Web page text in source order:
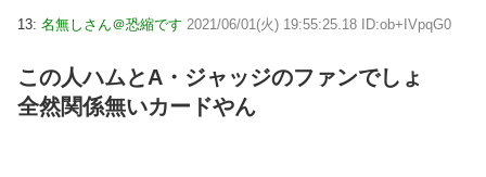
13: 名無しさん＠恐縮です 2021/06/01(火) 19:55:25.18 ID:ob+IVpqG0
この人ハムとA・ジャッジのファンでしょ
全然関係無いカードやん